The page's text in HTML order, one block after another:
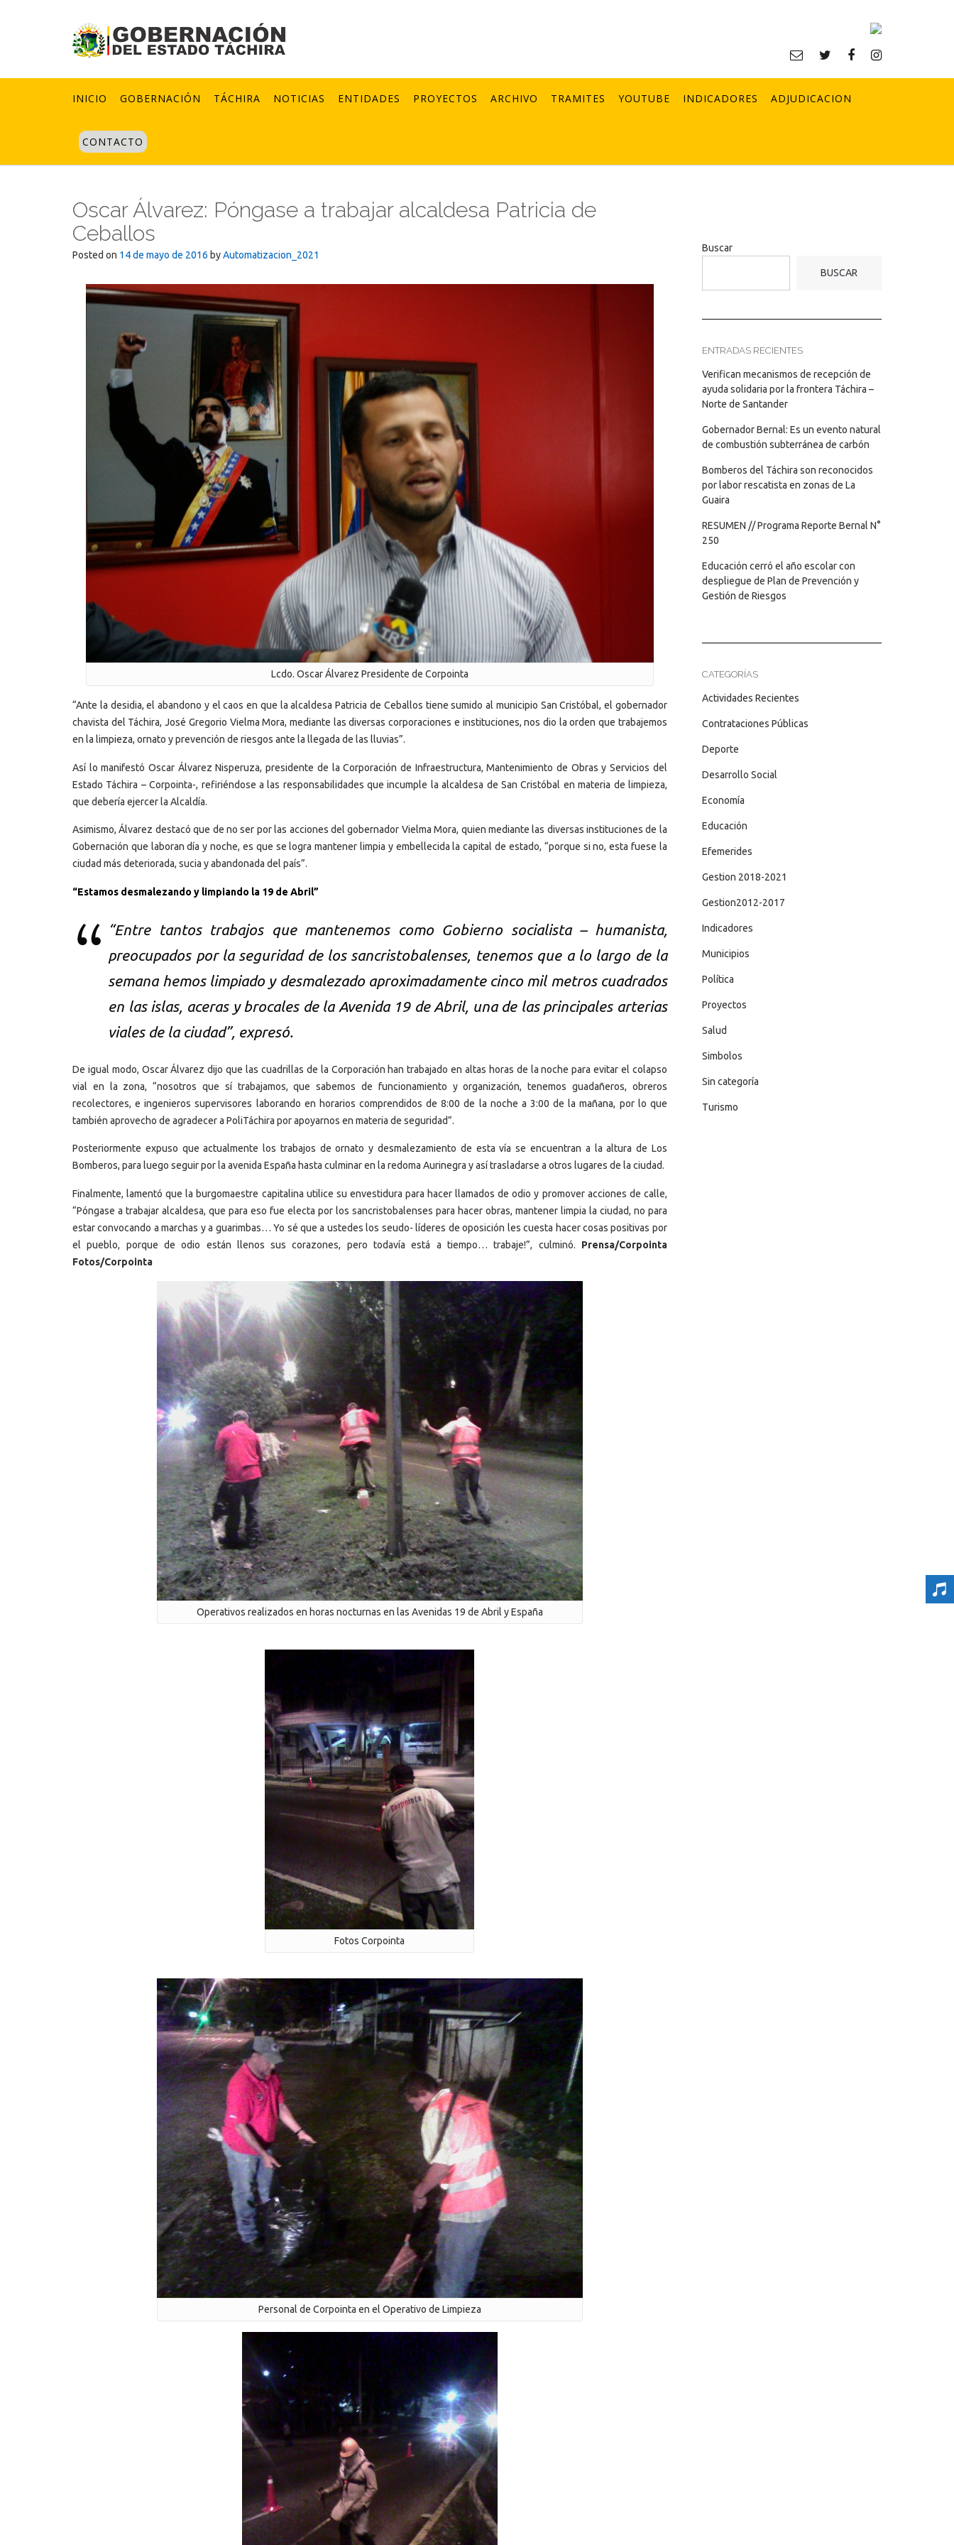
INICIO GOBERNACIÓN TÁCHIRA NOTICIAS ENTIDADES PROYECTOS ARCHIVO TRAMITES YOUTUBE INDICADORES ADJUDICACION
CONTACTO
Oscar Álvarez: Póngase a trabajar alcaldesa Patricia de
Ceballos
Posted on 14 de mayo de 2016 byAutomatizacion_2021
Lcdo. Oscar Álvarez Presidente de Corpointa
“Ante la desidia, el abandono y el caos en que la alcaldesa Patricia de Ceballos tiene sumido al municipio San Cristóbal, el gobernador
chavista del Táchira, José Gregorio Vielma Mora, mediante las diversas corporaciones e instituciones, nos dio la orden que trabajemos
en la limpieza, ornato y prevención de riesgos ante la llegada de las lluvias”.
Así lo manifestó Oscar Álvarez Nisperuza, presidente de la Corporación de Infraestructura, Mantenimiento de Obras y Servicios del
Estado Táchira – Corpointa-, refiriéndose a las responsabilidades que incumple la alcaldesa de San Cristóbal en materia de limpieza,
que debería ejercer la Alcaldía.
Asimismo, Álvarez destacó que de no ser por las acciones del gobernador Vielma Mora, quien mediante las diversas instituciones de la
Gobernación que laboran día y noche, es que se logra mantener limpia y embellecida la capital de estado, “porque si no, esta fuese la
ciudad más deteriorada, sucia y abandonada del país”.
“Estamos desmalezando y limpiando la 19 de Abril”
“Entre tantos trabajos que mantenemos como Gobierno socialista – humanista,
preocupados por la seguridad de los sancristobalenses, tenemos que a lo largo de la
semana hemos limpiado y desmalezado aproximadamente cinco mil metros cuadrados
en las islas, aceras y brocales de la Avenida 19 de Abril, una de las principales arterias
viales de la ciudad”, expresó.
De igual modo, Oscar Álvarez dijo que las cuadrillas de la Corporación han trabajado en altas horas de la noche para evitar el colapso
vial en la zona, “nosotros que sí trabajamos, que sabemos de funcionamiento y organización, tenemos guadañeros, obreros
recolectores, e ingenieros supervisores laborando en horarios comprendidos de 8:00 de la noche a 3:00 de la mañana, por lo que
también aprovecho de agradecer a PoliTáchira por apoyarnos en materia de seguridad”.
Posteriormente expuso que actualmente los trabajos de ornato y desmalezamiento de esta vía se encuentran a la altura de Los
Bomberos, para luego seguir por la avenida España hasta culminar en la redoma Aurinegra y así trasladarse a otros lugares de la ciudad.
Finalmente, lamentó que la burgomaestre capitalina utilice su envestidura para hacer llamados de odio y promover acciones de calle,
“Póngase a trabajar alcaldesa, que para eso fue electa por los sancristobalenses para hacer obras, mantener limpia la ciudad, no para
estar convocando a marchas y a guarimbas… Yo sé que a ustedes los seudo- líderes de oposición les cuesta hacer cosas positivas por
el pueblo, porque de odio están llenos sus corazones, pero todavía está a tiempo… trabaje!”, culminó. Prensa/Corpointa
Fotos/Corpointa
Operativos realizados en horas nocturnas en las Avenidas 19 de Abril y España
Fotos Corpointa
Personal de Corpointa en el Operativo de Limpieza
Buscar
BUSCAR
ENTRADAS RECIENTES
Verifican mecanismos de recepción de
ayuda solidaria por la frontera Táchira –
Norte de Santander
Gobernador Bernal: Es un evento natural
de combustión subterránea de carbón
Bomberos del Táchira son reconocidos
por labor rescatista en zonas de La
Guaira
RESUMEN // Programa Reporte Bernal N°
250
Educación cerró el año escolar con
despliegue de Plan de Prevención y
Gestión de Riesgos
CATEGORÍAS
Actividades Recientes
Contrataciones Públicas
Deporte
Desarrollo Social
Economía
Educación
Efemerides
Gestion 2018-2021
Gestion2012-2017
Indicadores
Municipios
Política
Proyectos
Salud
Simbolos
Sin categoría
Turismo